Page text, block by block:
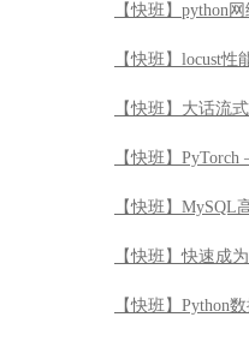
【快班】快速成
【快班】Python数
【快班】股票投
【快班】基于R的
【快班】计算机
【快班】黄金
【快班】DL4CV